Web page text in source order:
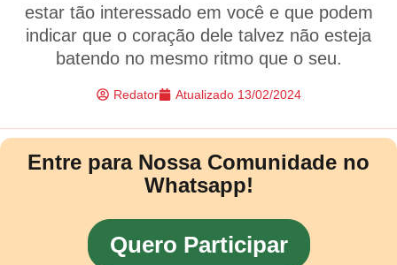
estar tão interessado em você e que podem
indicar que o coração dele talvez não esteja
batendo no mesmo ritmo que o seu.
Redator Atualizado 13/02/2024
Entre para Nossa Comunidade no
Whatsapp!
Quero Participar